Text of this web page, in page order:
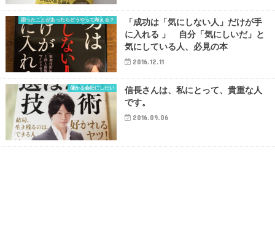
困ったことがあったらどうやって考える？
「成功は「気にしない人」だけが手
に入れる 」 自分「気にしいだ」と
気にしている人、必見の本
2016.12.11
儲かる会社にしたい
信長さんは、私にとって、貴重な人
です。
2016.09.06